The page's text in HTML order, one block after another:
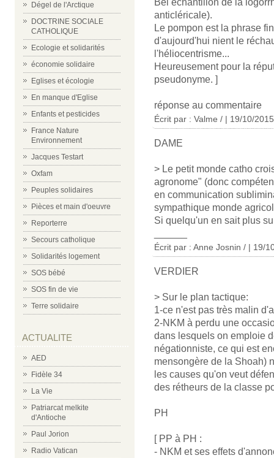
Dégel de l'Arctique
DOCTRINE SOCIALE
CATHOLIQUE
Ecologie et solidarités
économie solidaire
Eglises et écologie
En manque d'Eglise
Enfants et pesticides
France Nature
Environnement
Jacques Testart
Oxfam
Peuples solidaires
Pièces et main d'oeuvre
Reporterre
Secours catholique
Solidarités logement
SOS bébé
SOS fin de vie
Terre solidaire
ACTUALITE
AED
Fidèle 34
La Vie
Patriarcat melkite
d'Antioche
Paul Jorion
Radio Vatican
anticléricale).
Le pompon est la phrase
d'aujourd'hui nient le
l'héliocentrisme...
Heureusement pour la
pseudonyme. ]
réponse au commentaire
Écrit par : Valme / | 19/10/2015
DAME
> Le petit monde catho
agronome" (donc
en communication
sympathique monde
Si quelqu'un en sait plus
Écrit par : Anne Josnin / | 19/
VERDIER
> Sur le plan tactique:
1-ce n'est pas très malin
2-NKM à perdu une
dans lesquels on emploie
négationniste, ce qui est
mensongère de la Shoah)
les causes qu'on veut
des rétheurs de la classe
PH
[ PP à PH :
- NKM et ses effets